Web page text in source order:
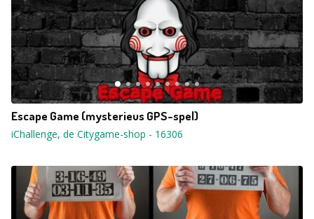
Escape Game (mysterieus GPS-spel)
iChallenge, de Citygame-shop - 16306